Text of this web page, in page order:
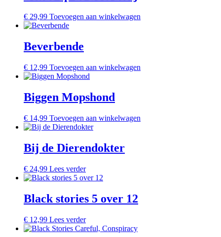
€ 29,99 Toevoegen aan winkelwagen
Beverbende
€ 12,99 Toevoegen aan winkelwagen
Biggen Mopshond
€ 14,99 Toevoegen aan winkelwagen
Bij de Dierendokter
€ 24,99 Lees verder
Black stories 5 over 12
€ 12,99 Lees verder